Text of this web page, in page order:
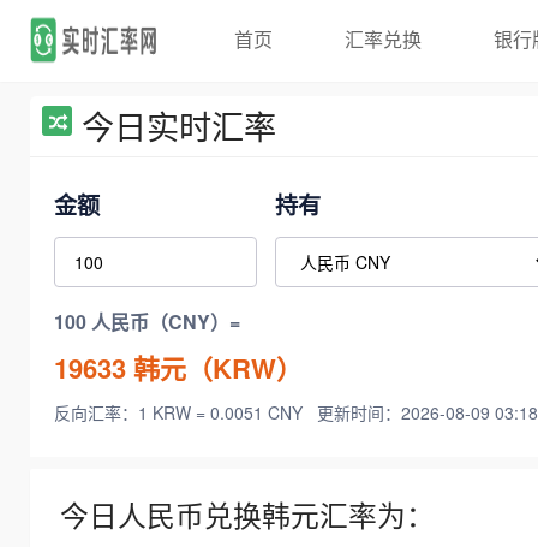
首页 汇率兑换 银行
今日实时汇率
金额 持有
100 人民币（CNY）=
19633韩元（KRW）
反向汇率：1 KRW = 0.0051 CNY 更新时间：2026-08-09
今日人民币兑换韩元汇率为：